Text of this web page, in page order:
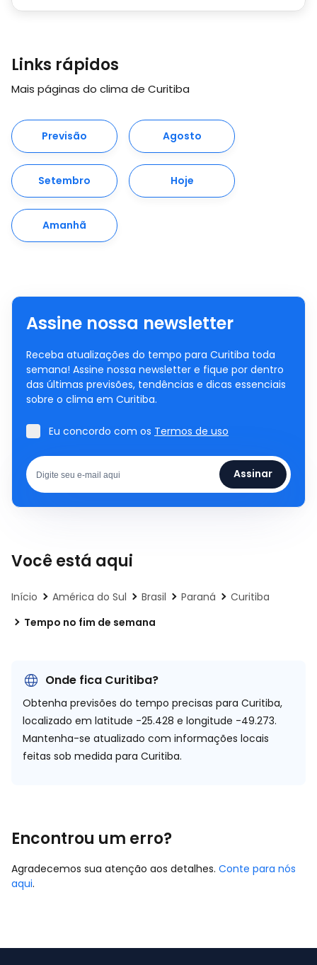
Links rápidos
Mais páginas do clima de Curitiba
Previsão Agosto
Setembro Hoje
Amanhã
Assine nossa newsletter
Receba atualizações do tempo para Curitiba toda
semana! Assine nossa newsletter e fique por dentro
das últimas previsões, tendências e dicas essenciais
sobre o clima em Curitiba.
Eu concordo com os Termos de uso
Assinar
Você está aqui
Início América do Sul Brasil Paraná
Curitiba
Tempo no fim de semana
Onde fica Curitiba?
Obtenha previsões do tempo precisas para Curitiba,
localizado em latitude -25.428 e longitude -49.273.
Mantenha-se atualizado com informações locais
feitas sob medida para Curitiba.
Encontrou um erro?
Agradecemos sua atenção aos detalhes. Conte para nós
aqui.